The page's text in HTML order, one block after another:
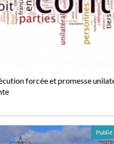
forcée et promesse
Publié